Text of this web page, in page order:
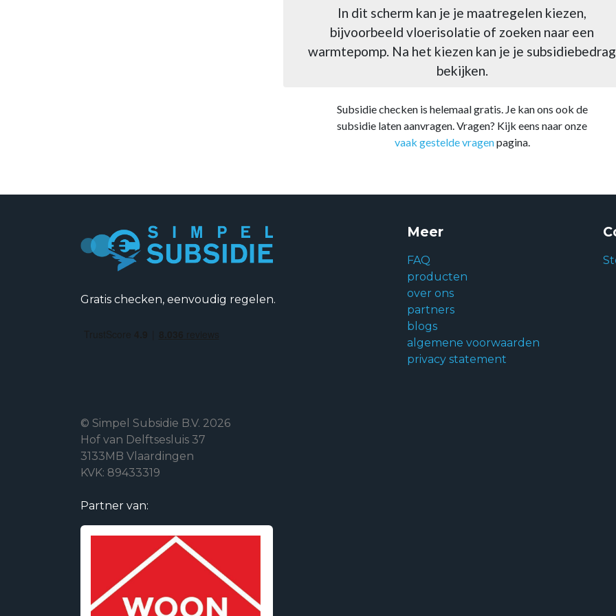
In dit scherm kan je je maatregelen kiezen,
bijvoorbeeld vloerisolatie of zoeken naar een
warmtepomp. Na het kiezen kan je je subsidiebedrag
bekijken.
Subsidie checken is helemaal gratis. Je kan ons ook de
subsidie laten aanvragen. Vragen? Kijk eens naar onze
vaak gestelde vragenpagina.
Gratis checken, eenvoudig regelen.
© Simpel Subsidie B.V. 2026
Hof van Delftsesluis 37
3133MB Vlaardingen
KVK: 89433319
Partner van:
Meer
FAQ
producten
over ons
partners
blogs
algemene voorwaarden
privacy statement